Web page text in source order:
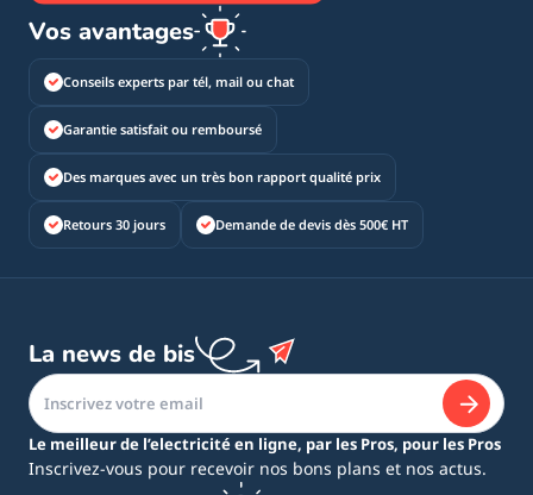
Vos avantages
Conseils experts par tél, mail ou chat
Garantie satisfait ou remboursé
Des marques avec un très bon rapport qualité prix
Retours 30 jours Demande de devis dès 500€ HT
La news de bis
Le meilleur de l’electricité en ligne, par les Pros, pour les Pros
Inscrivez-vous pour recevoir nos bons plans et nos actus.